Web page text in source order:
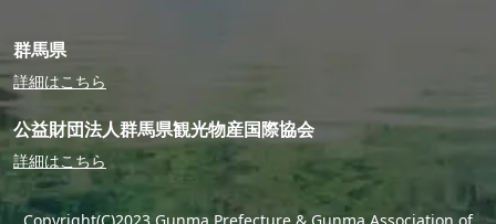
群馬県
詳細はこちら
公益財団法人群馬県観光物産国際協会
詳細はこちら